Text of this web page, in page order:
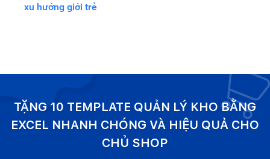
xu hướng giới trẻ
TẶNG 10 TEMPLATE QUẢN LÝ KHO BẰNG
EXCEL NHANH CHÓNG VÀ HIỆU QUẢ CHO
CHỦ SHOP